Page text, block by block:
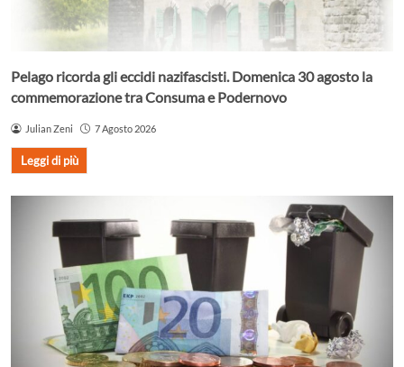
Pelago ricorda gli eccidi nazifascisti. Domenica 30 agosto la
commemorazione tra Consuma e Podernovo
Julian Zeni 7 Agosto 2026
Leggi di più